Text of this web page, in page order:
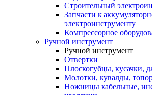
Строительный
Запчасти к
электроинструменту
Компрессорное
Ручной инструмент
Ручной инструмент
Отвертки
Плоскогубцы, кусачки,
Молотки, кувалды,
Ножницы кабельные,